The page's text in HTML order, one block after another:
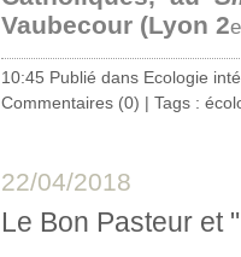
Vaubecour (Lyon 2e
10:45 Publié dans Ecologie
Commentaires (0) | Tags :
22/04/2018
Le Bon Pasteur et